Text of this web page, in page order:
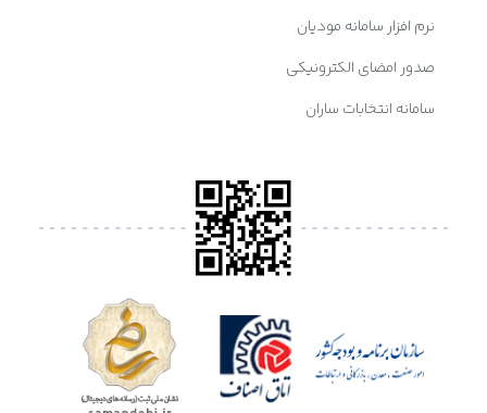
نرم افزار سامانه مودیان
صدور امضای الکترونیکی
سامانه انتخابات ساران